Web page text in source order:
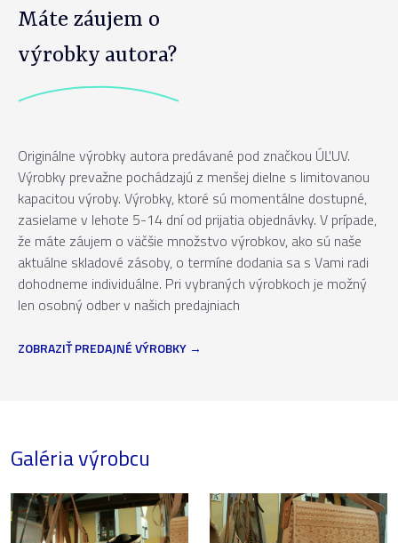
Máte záujem o
výrobky autora?
Originálne výrobky autora predávané pod značkou ÚĽUV.
Výrobky prevažne pochádzajú z menšej dielne s limitovanou
kapacitou výroby. Výrobky, ktoré sú momentálne dostupné,
zasielame v lehote 5-14 dní od prijatia objednávky. V prípade,
že máte záujem o väčšie množstvo výrobkov, ako sú naše
aktuálne skladové zásoby, o termíne dodania sa s Vami radi
dohodneme individuálne. Pri vybraných výrobkoch je možný
len osobný odber v našich predajniach
ZOBRAZIŤ PREDAJNÉ VÝROBKY
Galéria výrobcu